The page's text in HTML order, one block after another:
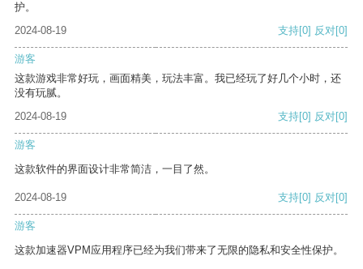
护。
2024-08-19
支持[0] 反对[0]
游客
这款游戏非常好玩，画面精美，玩法丰富。我已经玩了好几个小时，还
没有玩腻。
2024-08-19
支持[0] 反对[0]
游客
这款软件的界面设计非常简洁，一目了然。
2024-08-19 支持[0] 反对[0]
游客
这款加速器VPM应用程序已经为我们带来了无限的隐私和安全性保护。